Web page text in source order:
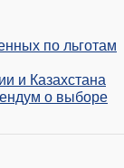
по льготам
и Казахстана
о выборе